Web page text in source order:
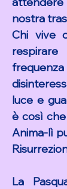
nostra
Chi vive
luce e
è così
Anima-lì
La